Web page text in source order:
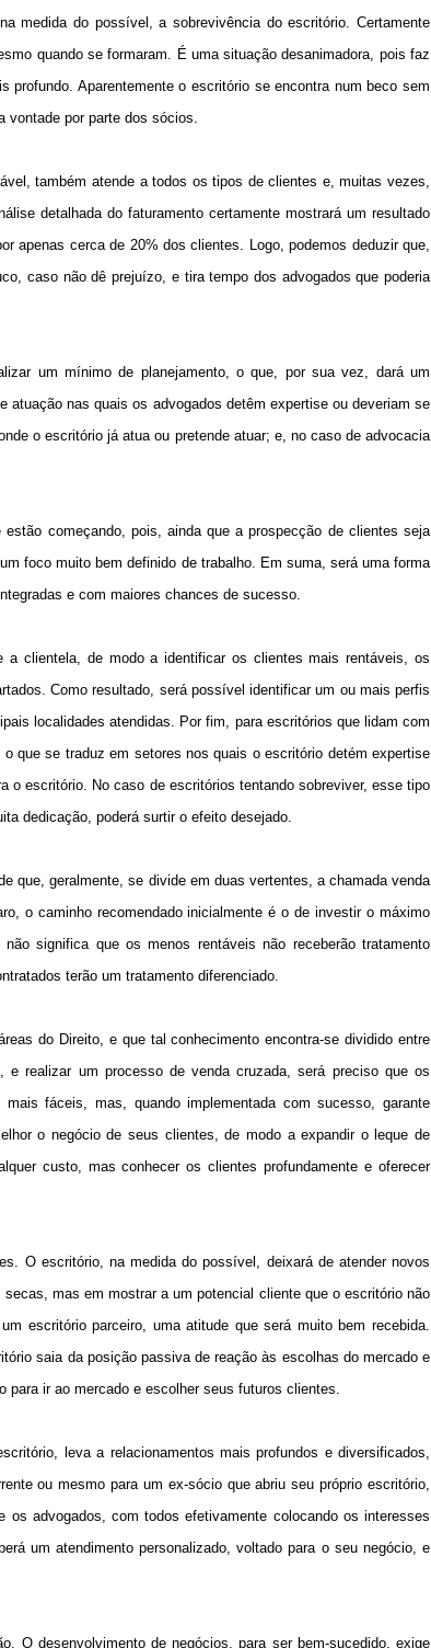
medida do possível, a sobrevivência do escritório. Certamente
quando se formaram. É uma situação desanimadora, pois faz
Aparentemente o escritório se encontra num beco sem
por parte dos sócios.
também atende a todos os tipos de clientes e, muitas vezes,
detalhada do faturamento certamente mostrará um resultado
apenas cerca de 20% dos clientes. Logo, podemos deduzir que,
caso não dê prejuízo, e tira tempo dos advogados que poderia
um mínimo de planejamento, o que, por sua vez, dará um
nas quais os advogados detêm expertise ou deveriam se
o escritório já atua ou pretende atuar; e, no caso de advocacia
começando, pois, ainda que a prospecção de clientes seja
foco muito bem definido de trabalho. Em suma, será uma forma
e com maiores chances de sucesso.
clientela, de modo a identificar os clientes mais rentáveis, os
Como resultado, será possível identificar um ou mais perfis
localidades atendidas. Por fim, para escritórios que lidam com
que se traduz em setores nos quais o escritório detém expertise
o escritório. No caso de escritórios tentando sobreviver, esse tipo
dedicação, poderá surtir o efeito desejado.
que, geralmente, se divide em duas vertentes, a chamada venda
o caminho recomendado inicialmente é o de investir o máximo
significa que os menos rentáveis não receberão tratamento
terão um tratamento diferenciado.
do Direito, e que tal conhecimento encontra-se dividido entre
e realizar um processo de venda cruzada, será preciso que os
fáceis, mas, quando implementada com sucesso, garante
o negócio de seus clientes, de modo a expandir o leque de
custo, mas conhecer os clientes profundamente e oferecer
O escritório, na medida do possível, deixará de atender novos
mas em mostrar a um potencial cliente que o escritório não
escritório parceiro, uma atitude que será muito bem recebida.
saia da posição passiva de reação às escolhas do mercado e
ir ao mercado e escolher seus futuros clientes.
leva a relacionamentos mais profundos e diversificados,
ou mesmo para um ex-sócio que abriu seu próprio escritório,
advogados, com todos efetivamente colocando os interesses
um atendimento personalizado, voltado para o seu negócio, e
O desenvolvimento de negócios, para ser bem-sucedido, exige